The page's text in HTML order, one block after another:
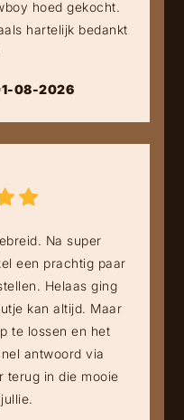
hoed gekocht.
hartelijk bedankt
08-2026
Na super
een prachtig paar
Helaas ging
kan altijd. Maar
te lossen en het
antwoord via
terug in die mooie